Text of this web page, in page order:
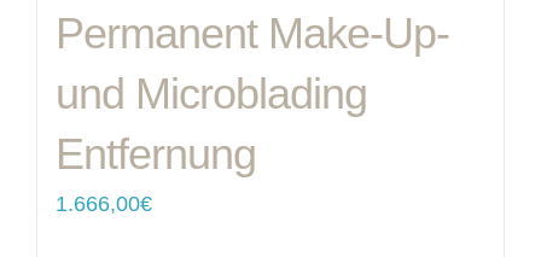
Permanent Make-Up-
und Microblading
Entfernung
1.666,00€